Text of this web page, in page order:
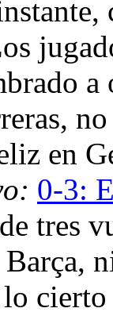
a
en
0-3:
tres
Barça,